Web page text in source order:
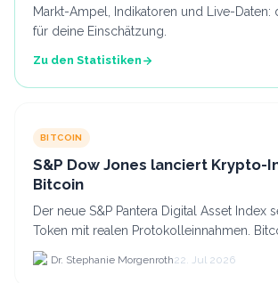
Markt-Ampel, Indikatoren und Live-Daten:
für deine Einschätzung.
Zu den Statistiken
BITCOIN
S&P Dow Jones lanciert Krypto-
Bitcoin
Der neue S&P Pantera Digital Asset Index
Token mit realen Protokolleinnahmen.
aufgrund fehlender Erträge für Halter aus
Dr. Stephanie Morgenroth22. Jul 2026